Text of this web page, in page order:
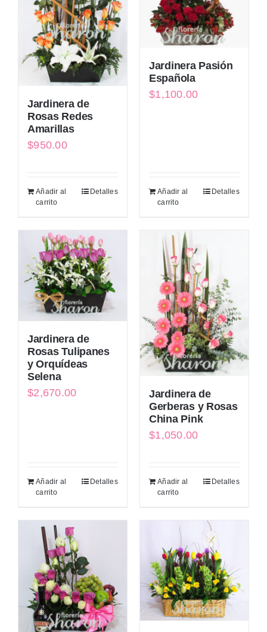
Jardinera de
Rosas Redes
Amarillas
$950.00
Añadir al
carrito
Detalles
Jardinera Pasión
Española
$1,100.00
Añadir al
carrito
Detalles
Jardinera de
Rosas Tulipanes
y Orquídeas
Selena
$2,670.00
Añadir al
carrito
Detalles
Jardinera de
Gerberas y Rosas
China Pink
$1,050.00
Añadir al
carrito
Detalles